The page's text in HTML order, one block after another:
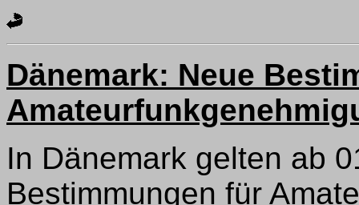
Dänemark: Neue
In Dänemark gelten ab
Bestimmungen für